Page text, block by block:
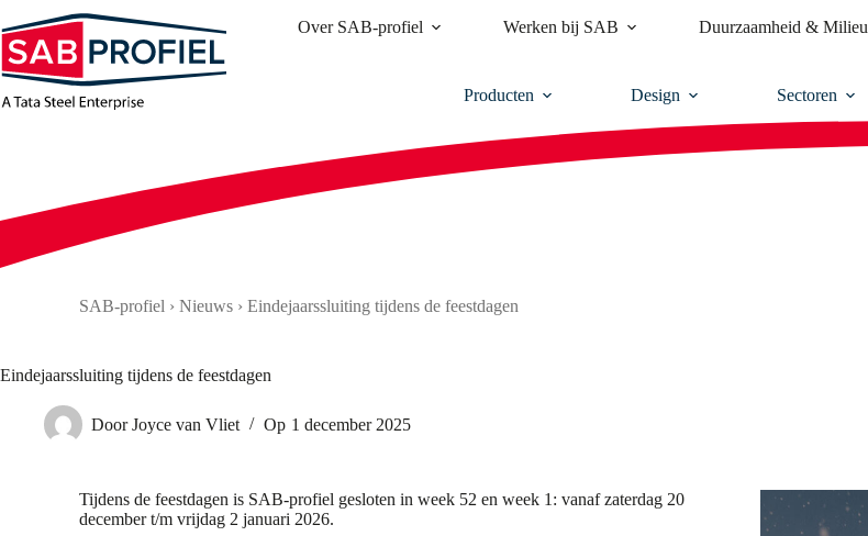
naar
de
inhoud
Over SAB-profiel Werken bij SAB Duurzaamheid & Milieu
Producten Design Sectoren
SAB-profiel › Nieuws › Eindejaarssluiting tijdens de feestdagen
Eindejaarssluiting tijdens de feestdagen
Door Joyce van Vliet Op 1 december 2025
Tijdens de feestdagen is SAB-profiel gesloten in week 52 en week 1: vanaf zaterdag 20
december t/m vrijdag 2 januari 2026.